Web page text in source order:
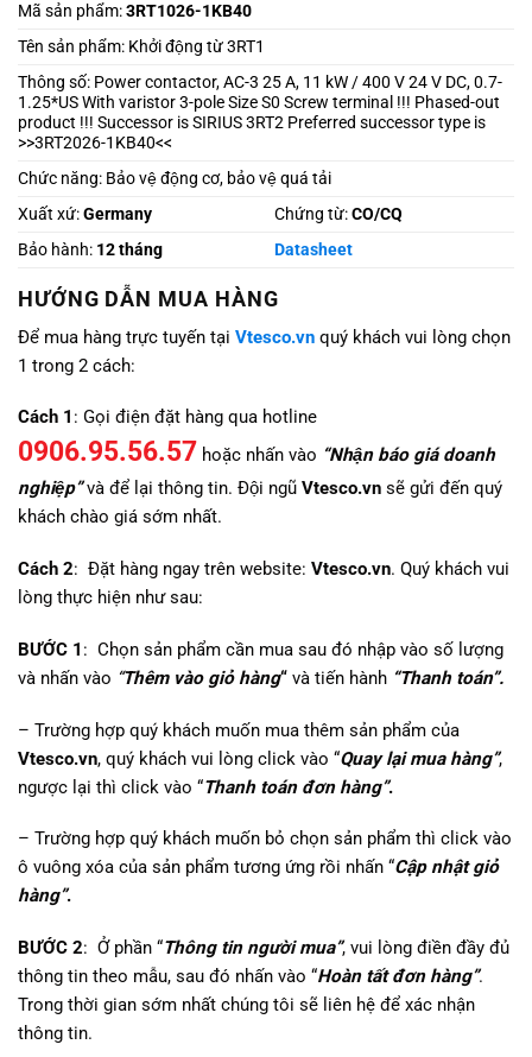
Mã sản phẩm:3RT1026-1KB40
Tên sản phẩm: Khởi động từ 3RT1
Thông số: Power contactor, AC-3 25 A, 11 kW / 400 V 24 V DC, 0.7-
1.25*US With varistor 3-pole Size S0 Screw terminal !!! Phased-out
product !!! Successor is SIRIUS 3RT2 Preferred successor type is
>>3RT2026-1KB40<<
Chức năng: Bảo vệ động cơ, bảo vệ quá tải
Xuất xứ:Germany Chứng từ:CO/CQ
Bảo hành: 12 tháng Datasheet
HƯỚNG DẪN MUA HÀNG
Để mua hàng trực tuyến tại Vtesco.vn quý khách vui lòng chọn
1 trong 2 cách:
Cách 1 : Gọi điện đặt hàng qua hotline
0906.95.56.57 hoặc nhấn vào “Nhận báo giá doanh
nghiệp”và để lại thông tin. Đội ngũ Vtesco.vn sẽ gửi đến quý
khách chào giá sớm nhất.
Cách 2: Đặt hàng ngay trên website: Vtesco.vn. Quý khách vui
lòng thực hiện như sau:
BƯỚC 1 : Chọn sản phẩm cần mua sau đó nhập vào số lượng
và nhấn vào “Thêm vào giỏ hàng“ và tiến hành “Thanh toán”.
– Trường hợp quý khách muốn mua thêm sản phẩm của
Vtesco.vn, quý khách vui lòng click vào “Quay lại mua hàng”,
ngược lại thì click vào “Thanh toán đơn hàng”.
– Trường hợp quý khách muốn bỏ chọn sản phẩm thì click vào
ô vuông xóa của sản phẩm tương ứng rồi nhấn “Cập nhật giỏ
hàng”.
BƯỚC 2: Ở phần “Thông tin người mua”, vui lòng điền đầy đủ
thông tin theo mẫu, sau đó nhấn vào “Hoàn tất đơn hàng”.
Trong thời gian sớm nhất chúng tôi sẽ liên hệ để xác nhận
thông tin.